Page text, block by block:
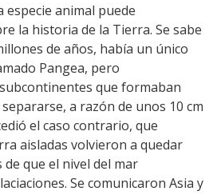
animal puede
la historia de la Tierra. Se sabe
de años, había un único
Pangea, pero
que formaban
a razón de unos 10 cm
el caso contrario, que
aisladas volvieron a quedar
que el nivel del mar
Se comunicaron Asia y